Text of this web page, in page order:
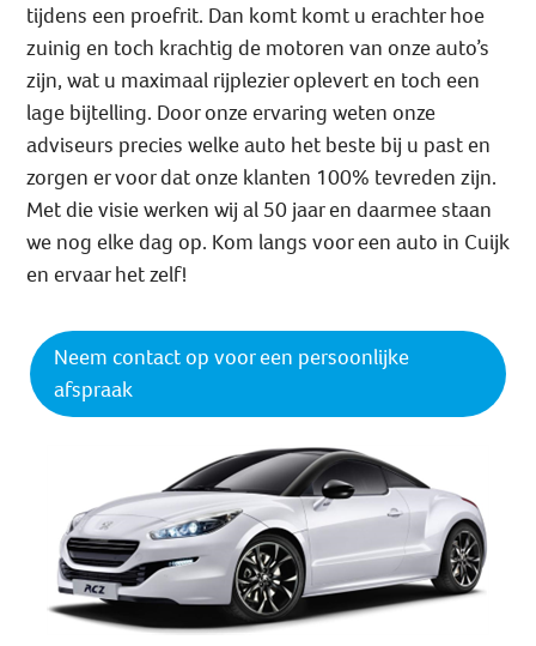
tijdens een proefrit. Dan komt komt u erachter hoe
zuinig en toch krachtig de motoren van onze auto’s
zijn, wat u maximaal rijplezier oplevert en toch een
lage bijtelling. Door onze ervaring weten onze
adviseurs precies welke auto het beste bij u past en
zorgen er voor dat onze klanten 100% tevreden zijn.
Met die visie werken wij al 50 jaar en daarmee staan
we nog elke dag op. Kom langs voor een auto in Cuijk
en ervaar het zelf!
Neem contact op voor een persoonlijke
afspraak